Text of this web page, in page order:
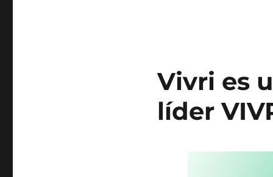
Vivri es
líder